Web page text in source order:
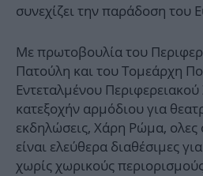
συνεχίζει την παράδοση του
Με πρωτοβουλία του
Πατούλη και του Τομεάρχη
Εντεταλμένου
κατεξοχήν αρμόδιου για
εκδηλώσεις, Χάρη Ρώμα, ολες
είναι ελεύθερα διαθέσιμες για
χωρίς χωρικούς